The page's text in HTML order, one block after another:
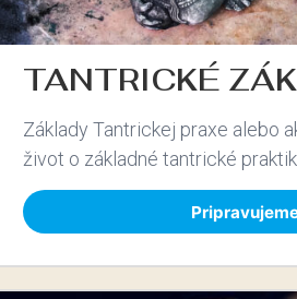
TANTRICKÉ
Základy Tantrickej praxe alebo
život o základné tantrické